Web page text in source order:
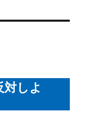
対しよ